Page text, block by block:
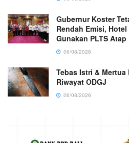
Gubernur Koster
Rendah Emisi,
Gunakan PLTS Atap
06/08/2026
Tebas Istri & Mertua
Riwayat ODGJ
06/08/2026